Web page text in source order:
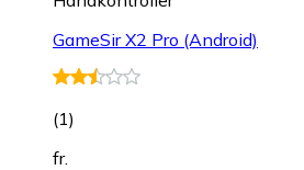
GameSir X2 Pro (Android)
(1)
fr.